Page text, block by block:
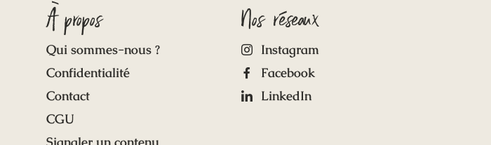
À propos
Qui sommes-nous ?
Confidentialité
Contact
CGU
Nos réseaux
Instagram
Facebook
LinkedIn